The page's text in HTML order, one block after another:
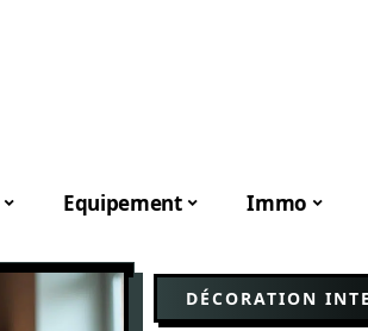
Equipement Immo
DÉCORATION